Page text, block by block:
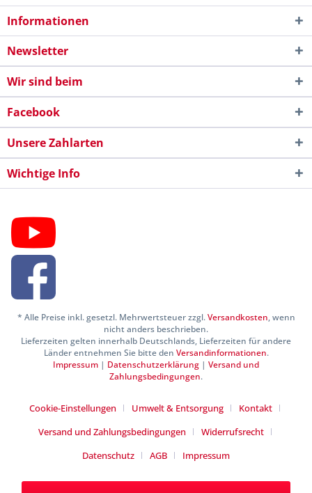
Informationen
Newsletter
Wir sind beim
Facebook
Unsere Zahlarten
Wichtige Info
* Alle Preise inkl. gesetzl. Mehrwertsteuer zzgl.Versandkosten, wenn
nicht anders beschrieben.
Lieferzeiten gelten innerhalb Deutschlands, Lieferzeiten für andere
Länder entnehmen Sie bitte den Versandinformationen.
Impressum | Datenschutzerklärung | Versand und
Zahlungsbedingungen.
Cookie-Einstellungen Umwelt & Entsorgung
Kontakt
Versand und Zahlungsbedingungen
Widerrufsrecht
Datenschutz
AGB Impressum